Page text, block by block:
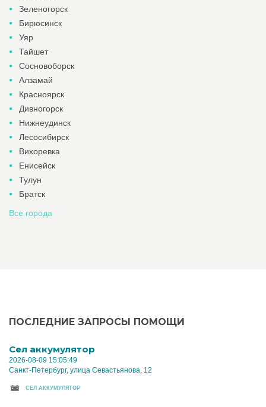
Зеленогорск
Бирюсинск
Уяр
Тайшет
Сосновоборск
Алзамай
Красноярск
Дивногорск
Нижнеудинск
Лесосибирск
Вихоревка
Енисейск
Тулун
Братск
Все города
ПОСЛЕДНИЕ ЗАПРОСЫ ПОМОЩИ
Cел аккумулятор
2026-08-09 15:05:49
Санкт-Петербург, улица Севастьянова, 12
CЕЛ АККУМУЛЯТОР